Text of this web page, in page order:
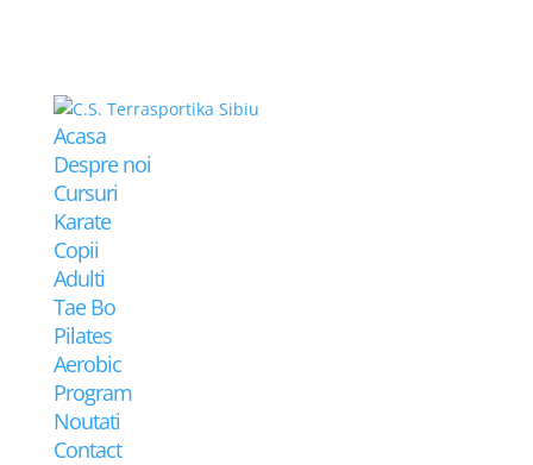
Acasa
Despre noi
Cursuri
Karate
Copii
Adulti
Tae Bo
Pilates
Aerobic
Program
Noutati
Contact